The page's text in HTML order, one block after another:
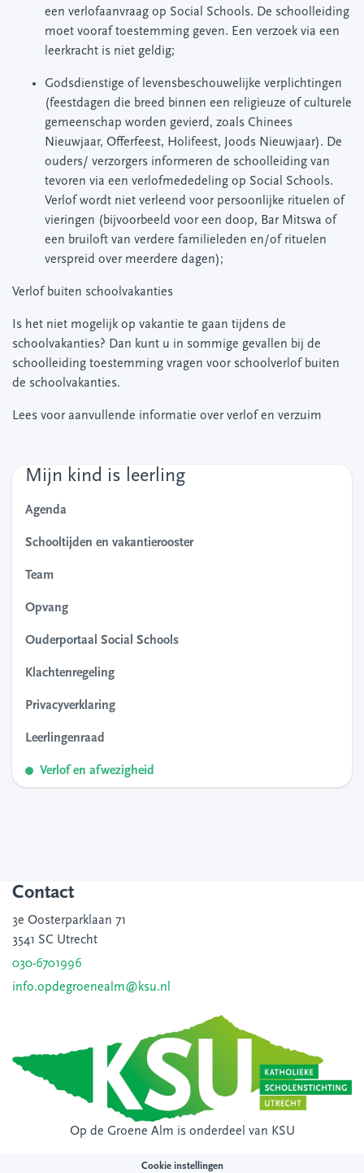
een verlofaanvraag op Social Schools. De schoolleiding
moet vooraf toestemming geven. Een verzoek via een
leerkracht is niet geldig;
Godsdienstige of levensbeschouwelijke verplichtingen
(feestdagen die breed binnen een religieuze of culturele
gemeenschap worden gevierd, zoals Chinees
Nieuwjaar, Offerfeest, Holifeest, Joods Nieuwjaar). De
ouders/ verzorgers informeren de schoolleiding van
tevoren via een verlofmededeling op Social Schools.
Verlof wordt niet verleend voor persoonlijke rituelen of
vieringen (bijvoorbeeld voor een doop, Bar Mitswa of
een bruiloft van verdere familieleden en/of rituelen
verspreid over meerdere dagen);
Verlof buiten schoolvakanties
Is het niet mogelijk op vakantie te gaan tijdens de
schoolvakanties? Dan kunt u in sommige gevallen bij de
schoolleiding toestemming vragen voor schoolverlof buiten
de schoolvakanties.
Lees voor aanvullende informatie over verlof en verzuim
Mijn kind is leerling
Agenda
Schooltijden en vakantierooster
Team
Opvang
Ouderportaal Social Schools
Klachtenregeling
Privacyverklaring
Leerlingenraad
Verlof en afwezigheid
Contact
3e Oosterparklaan 71
3541 SC Utrecht
030-6701996
info.opdegroenealm@ksu.nl
Op de Groene Alm is onderdeel van KSU
Cookie instellingen